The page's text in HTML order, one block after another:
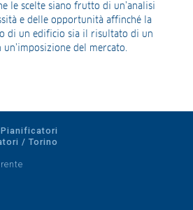
le scelte siano frutto di un’analisi
e delle opportunità affinché la
di un edificio sia il risultato di un
del mercato.
/ Torino